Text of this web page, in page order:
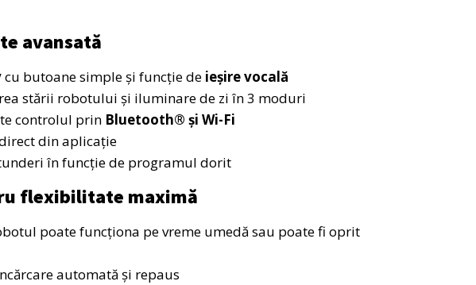
avansată
cu butoane simple și funcție de ieșire vocală
stării robotului și iluminare de zi în 3 moduri
controlul prin Bluetooth® și Wi-Fi
din aplicație
în funcție de programul dorit
flexibilitate maximă
poate funcționa pe vreme umedă sau poate fi oprit
automată și repaus